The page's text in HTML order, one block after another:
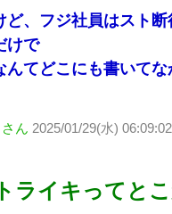
ど、フジ社員はスト
けで
んてどこにも書いて
ん 2025/01/29(水)
ライキってとこ